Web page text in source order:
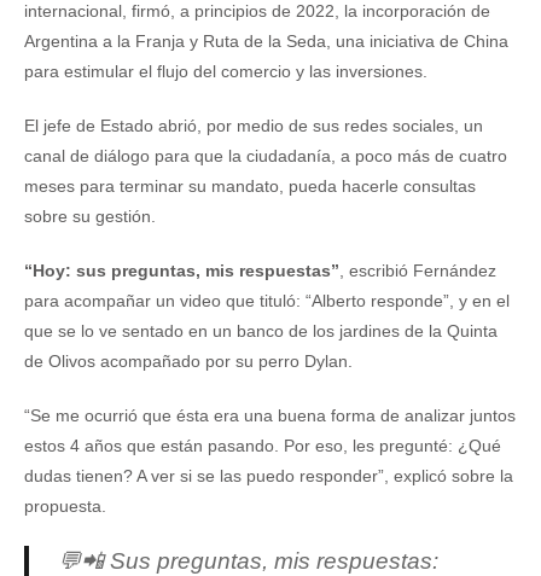
internacional, firmó, a principios de 2022, la incorporación de
Argentina a la Franja y Ruta de la Seda, una iniciativa de China
para estimular el flujo del comercio y las inversiones.
El jefe de Estado abrió, por medio de sus redes sociales, un
canal de diálogo para que la ciudadanía, a poco más de cuatro
meses para terminar su mandato, pueda hacerle consultas
sobre su gestión.
“Hoy: sus preguntas, mis respuestas” , escribió Fernández
para acompañar un video que tituló: “Alberto responde”, y en el
que se lo ve sentado en un banco de los jardines de la Quinta
de Olivos acompañado por su perro Dylan.
“Se me ocurrió que ésta era una buena forma de analizar juntos
estos 4 años que están pasando. Por eso, les pregunté: ¿Qué
dudas tienen? A ver si se las puedo responder”, explicó sobre la
propuesta.
💬📲 Sus preguntas, mis respuestas: